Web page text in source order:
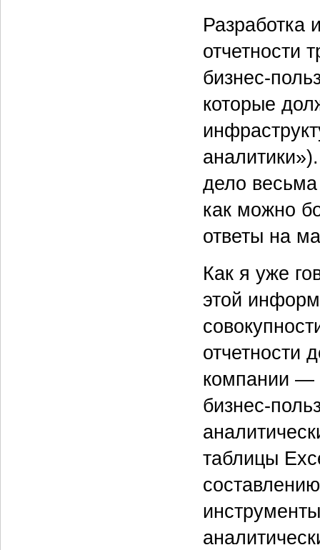
Разработка
отчетности
бизнес-
которые
дело весьма
как можно
ответы на
Как я уже
этой
отчетности
компании —
бизнес-
таблицы